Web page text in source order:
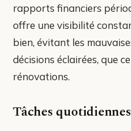
rapports financiers
offre une visibilité
bien, évitant les
décisions éclairées, que
rénovations.
Tâches